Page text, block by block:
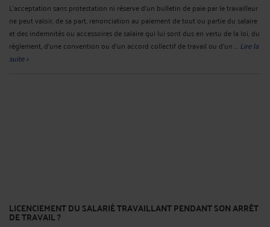
L'acceptation sans protestation ni réserve d'un bulletin de paie par le travailleur
ne peut valoir, de sa part, renonciation au paiement de tout ou partie du salaire
et des indemnités ou accessoires de salaire qui lui sont dus en vertu de la loi, du
règlement, d'une convention ou d'un accord collectif de travail ou d'un ... Lire la
suite >
LICENCIEMENT DU SALARIÉ TRAVAILLANT PENDANT SON ARRÊT
DE TRAVAIL ?